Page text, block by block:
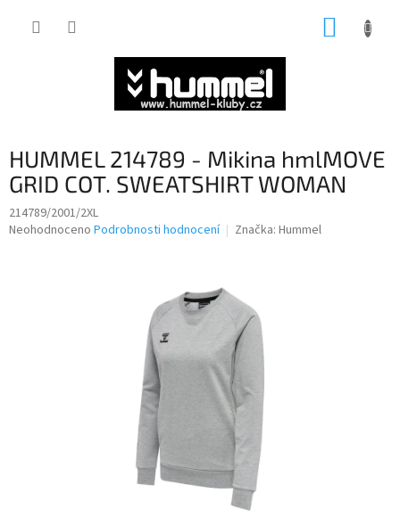
HUMMEL 214789 - Mikina hmlMOVE
GRID COT. SWEATSHIRT WOMAN
214789/2001/2XL
Průměrné
Neohodnoceno Podrobnosti hodnocení Značka: Hummel